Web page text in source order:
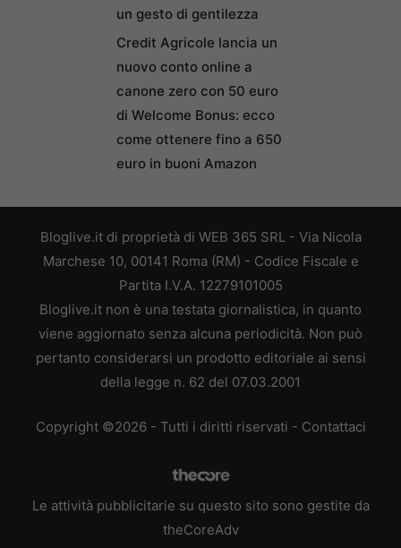
un gesto di gentilezza
Credit Agricole lancia un
nuovo conto online a
canone zero con 50 euro
di Welcome Bonus: ecco
come ottenere fino a 650
euro in buoni Amazon
Bloglive.it di proprietà di WEB 365 SRL - Via Nicola
Marchese 10, 00141 Roma (RM) - Codice Fiscale e
Partita I.V.A. 12279101005
Bloglive.it non è una testata giornalistica, in quanto
viene aggiornato senza alcuna periodicità. Non può
pertanto considerarsi un prodotto editoriale ai sensi
della legge n. 62 del 07.03.2001
Copyright ©2026 - Tutti i diritti riservati - Contattaci
Le attività pubblicitarie su questo sito sono gestite da
theCoreAdv